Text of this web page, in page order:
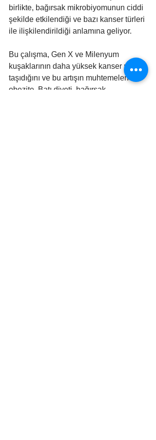
birlikte, bağırsak mikrobiyomunun ciddi
şekilde etkilendiği ve bazı kanser türleri
ile ilişkilendirildiği anlamına geliyor.
Bu çalışma, Gen X ve Milenyum
kuşaklarının daha yüksek kanser riski
taşıdığını ve bu artışın muhtemelen
obezite, Batı diyeti, bağırsak